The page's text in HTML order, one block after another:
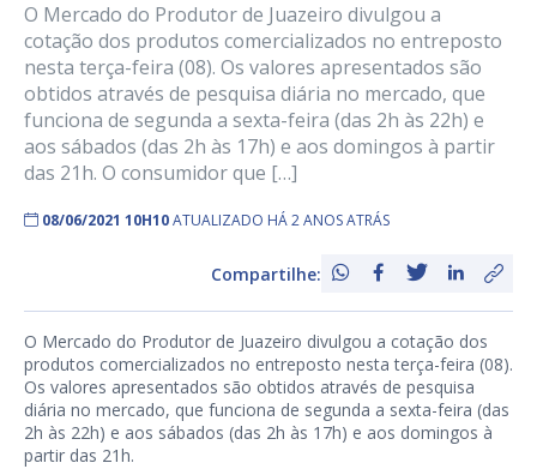
O Mercado do Produtor de Juazeiro divulgou a
cotação dos produtos comercializados no entreposto
nesta terça-feira (08). Os valores apresentados são
obtidos através de pesquisa diária no mercado, que
funciona de segunda a sexta-feira (das 2h às 22h) e
aos sábados (das 2h às 17h) e aos domingos à partir
das 21h. O consumidor que […]
08/06/2021 10H10ATUALIZADO HÁ 2 ANOS ATRÁS
Compartilhe:
O Mercado do Produtor de Juazeiro divulgou a cotação dos
produtos comercializados no entreposto nesta terça-feira (08).
Os valores apresentados são obtidos através de pesquisa
diária no mercado, que funciona de segunda a sexta-feira (das
2h às 22h) e aos sábados (das 2h às 17h) e aos domingos à
partir das 21h.